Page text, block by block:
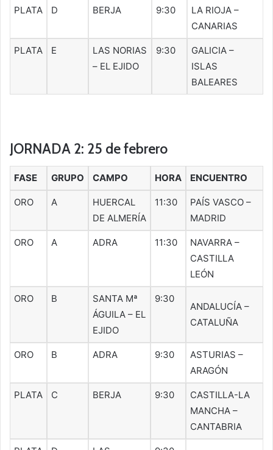
PLATA D BERJA 9:30
LA RIOJA –
CANARIAS
PLATA E
LAS NORIAS
– EL EJIDO
9:30
GALICIA –
ISLAS
BALEARES
JORNADA 2: 25 de febrero
FASE GRUPO CAMPO HORA ENCUENTRO
ORO A
HUERCAL
DE ALMERÍA
11:30
PAÍS VASCO –
MADRID
ORO A ADRA 11:30
NAVARRA –
CASTILLA
LEÓN
ORO B
SANTA Mª
ÁGUILA – EL
EJIDO
9:30
ANDALUCÍA –
CATALUÑA
ORO B ADRA 9:30
ASTURIAS –
ARAGÓN
PLATA C BERJA 9:30
CASTILLA-LA
MANCHA –
CANTABRIA